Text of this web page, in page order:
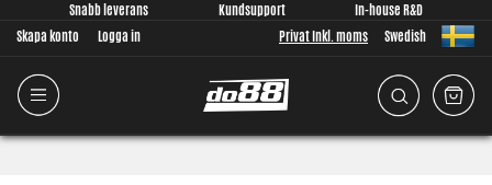
Snabb leverans Kundsupport
In-house R&D
Skapa konto
Logga in Privat Inkl. moms Swedish